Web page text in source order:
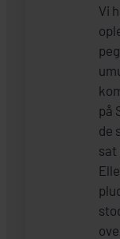
Vi
på
de
sat